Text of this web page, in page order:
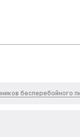
бесперебойного